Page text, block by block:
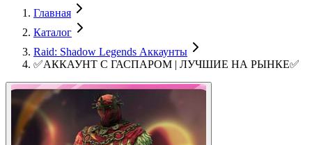
Главная
Каталог
Raid: Shadow Legends Аккаунты
✅АККАУНТ С ГАСПАРОМ | ЛУЧШИЕ НА РЫНКЕ✅